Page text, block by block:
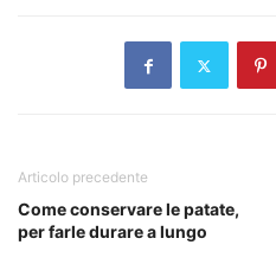
Articolo precedente
Come conservare le patate,
per farle durare a lungo